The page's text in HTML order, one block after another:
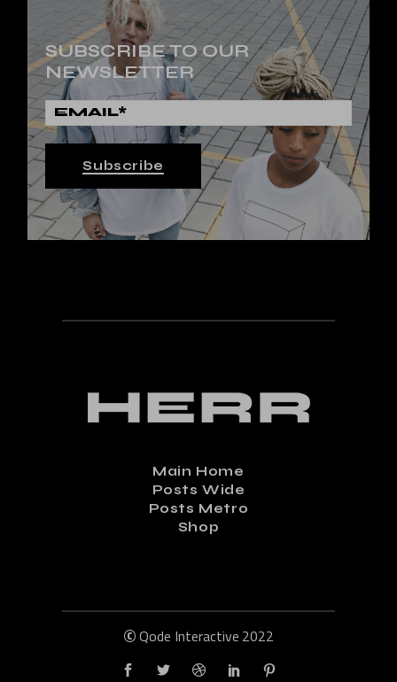
SUBSCRIBE TO OUR
NEWSLETTER
Subscribe
Main Home
Posts Wide
Posts Metro
Shop
©Qode Interactive 2022